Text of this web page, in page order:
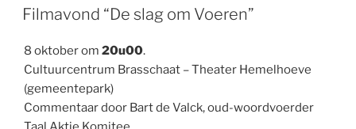
OP
Filmavond “De slag om Voeren”
8 oktober om 20u00.
Cultuurcentrum Brasschaat – Theater Hemelhoeve
(gemeentepark)
Commentaar door Bart de Valck, oud-woordvoerder